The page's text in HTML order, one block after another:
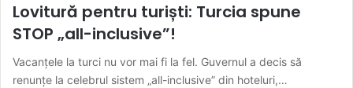
Lovitură pentru turiști: Turcia spune
STOP „all-inclusive”!
Vacanțele la turci nu vor mai fi la fel. Guvernul a decis să
renunțe la celebrul sistem „all-inclusive” din hoteluri,…